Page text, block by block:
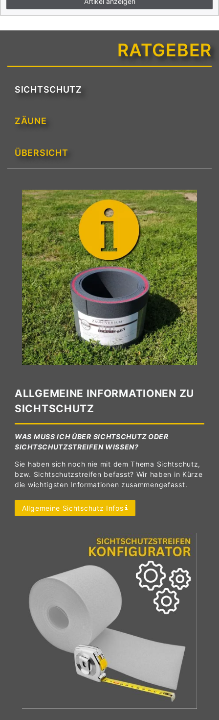
RATGEBER
SICHTSCHUTZ
ZÄUNE
ÜBERSICHT
ALLGEMEINE INFORMATIONEN ZU
SICHTSCHUTZ
WAS MUSS ICH ÜBER SICHTSCHUTZ ODER
SICHTSCHUTZSTREIFEN WISSEN?
Sie haben sich noch nie mit dem Thema Sichtschutz,
bzw. Sichtschutzstreifen befasst? Wir haben in Kürze
die wichtigsten Informationen zusammengefasst.
Allgemeine Sichtschutz Infos